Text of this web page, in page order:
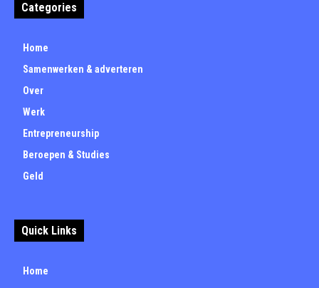
Categories
Home
Samenwerken & adverteren
Over
Werk
Entrepreneurship
Beroepen & Studies
Geld
Quick Links
Home